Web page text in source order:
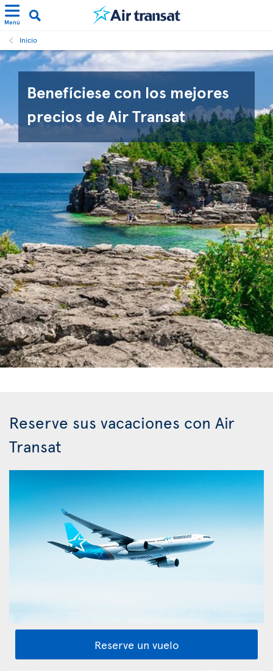
Menú
Inicio
Benefíciese con los mejores
precios de Air Transat
Reserve sus vacaciones con Air
Transat
Reserve un vuelo